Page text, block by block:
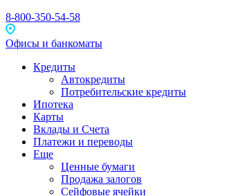
8-800-350-54-58
Офисы и банкоматы
Кредиты
Автокредиты
Потребительские кредиты
Ипотека
Карты
Вклады и Счета
Платежи и переводы
Еще
Ценные бумаги
Продажа залогов
Сейфовые ячейки